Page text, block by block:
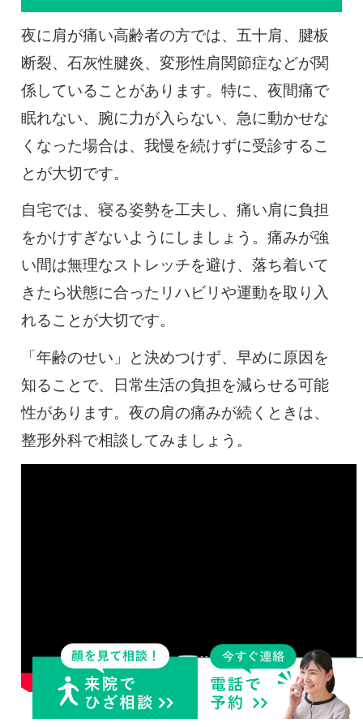
夜に肩が痛い高齢者の方では、五十肩、腱板
断裂、石灰性腱炎、変形性肩関節症などが関
係していることがあります。特に、夜間痛で
眠れない、腕に力が入らない、急に動かせな
くなった場合は、我慢を続けずに受診するこ
とが大切です。
自宅では、寝る姿勢を工夫し、痛い肩に負担
をかけすぎないようにしましょう。痛みが強
い間は無理なストレッチを避け、落ち着いて
きたら状態に合ったリハビリや運動を取り入
れることが大切です。
「年齢のせい」と決めつけず、早めに原因を
知ることで、日常生活の負担を減らせる可能
性があります。夜の肩の痛みが続くときは、
整形外科で相談してみましょう。